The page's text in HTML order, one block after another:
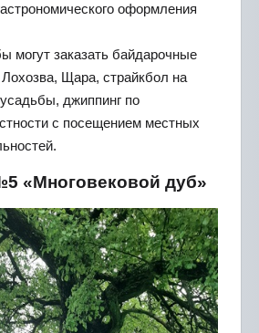
оформления
могут заказать байдарочные
Щара, страйкбол на
джиппинг по
с посещением местных
«Многовековой дуб»